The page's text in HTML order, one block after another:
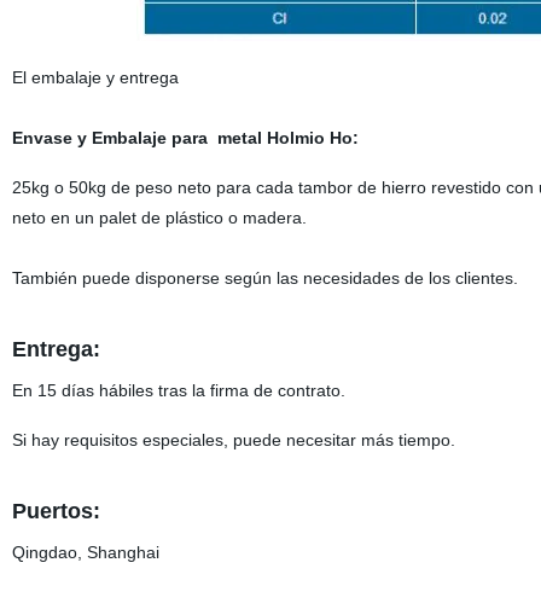
El embalaje y entrega
Envase y Embalaje para metal Holmio Ho:
25kg o 50kg de peso neto para cada tambor de hierro revestido
neto en un palet de plástico o madera.
También puede disponerse según las necesidades de los clientes.
Entrega:
En 15 días hábiles tras la firma de contrato.
Si hay requisitos especiales, puede necesitar más tiempo.
Puertos:
Qingdao, Shanghai